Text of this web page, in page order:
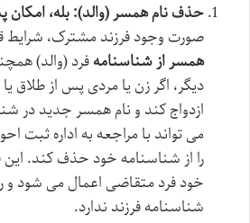
حذف نام همسر (والد): بله، امکان
صورت وجود فرزند مشترک، شرایط
همسر از شناسنامهفرد (والد)
دیگر، اگر زن یا مردی پس از طلاق
ازدواج کند و نام همسر جدید در
می تواند با مراجعه به اداره ثبت
را از شناسنامه خود حذف کند. این
خود فرد متقاضی اعمال می شود
شناسنامه فرزند ندارد.